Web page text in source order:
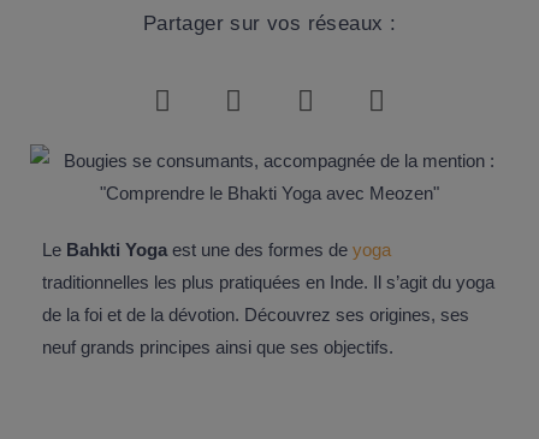
Partager sur vos réseaux :
Le Bahkti Yoga est une des formes de yoga
traditionnelles les plus pratiquées en Inde. Il s’agit du yoga
de la foi et de la dévotion. Découvrez ses origines, ses
neuf grands principes ainsi que ses objectifs.